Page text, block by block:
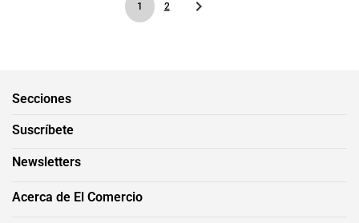
1 2
Secciones
Suscríbete
Newsletters
Acerca de El Comercio